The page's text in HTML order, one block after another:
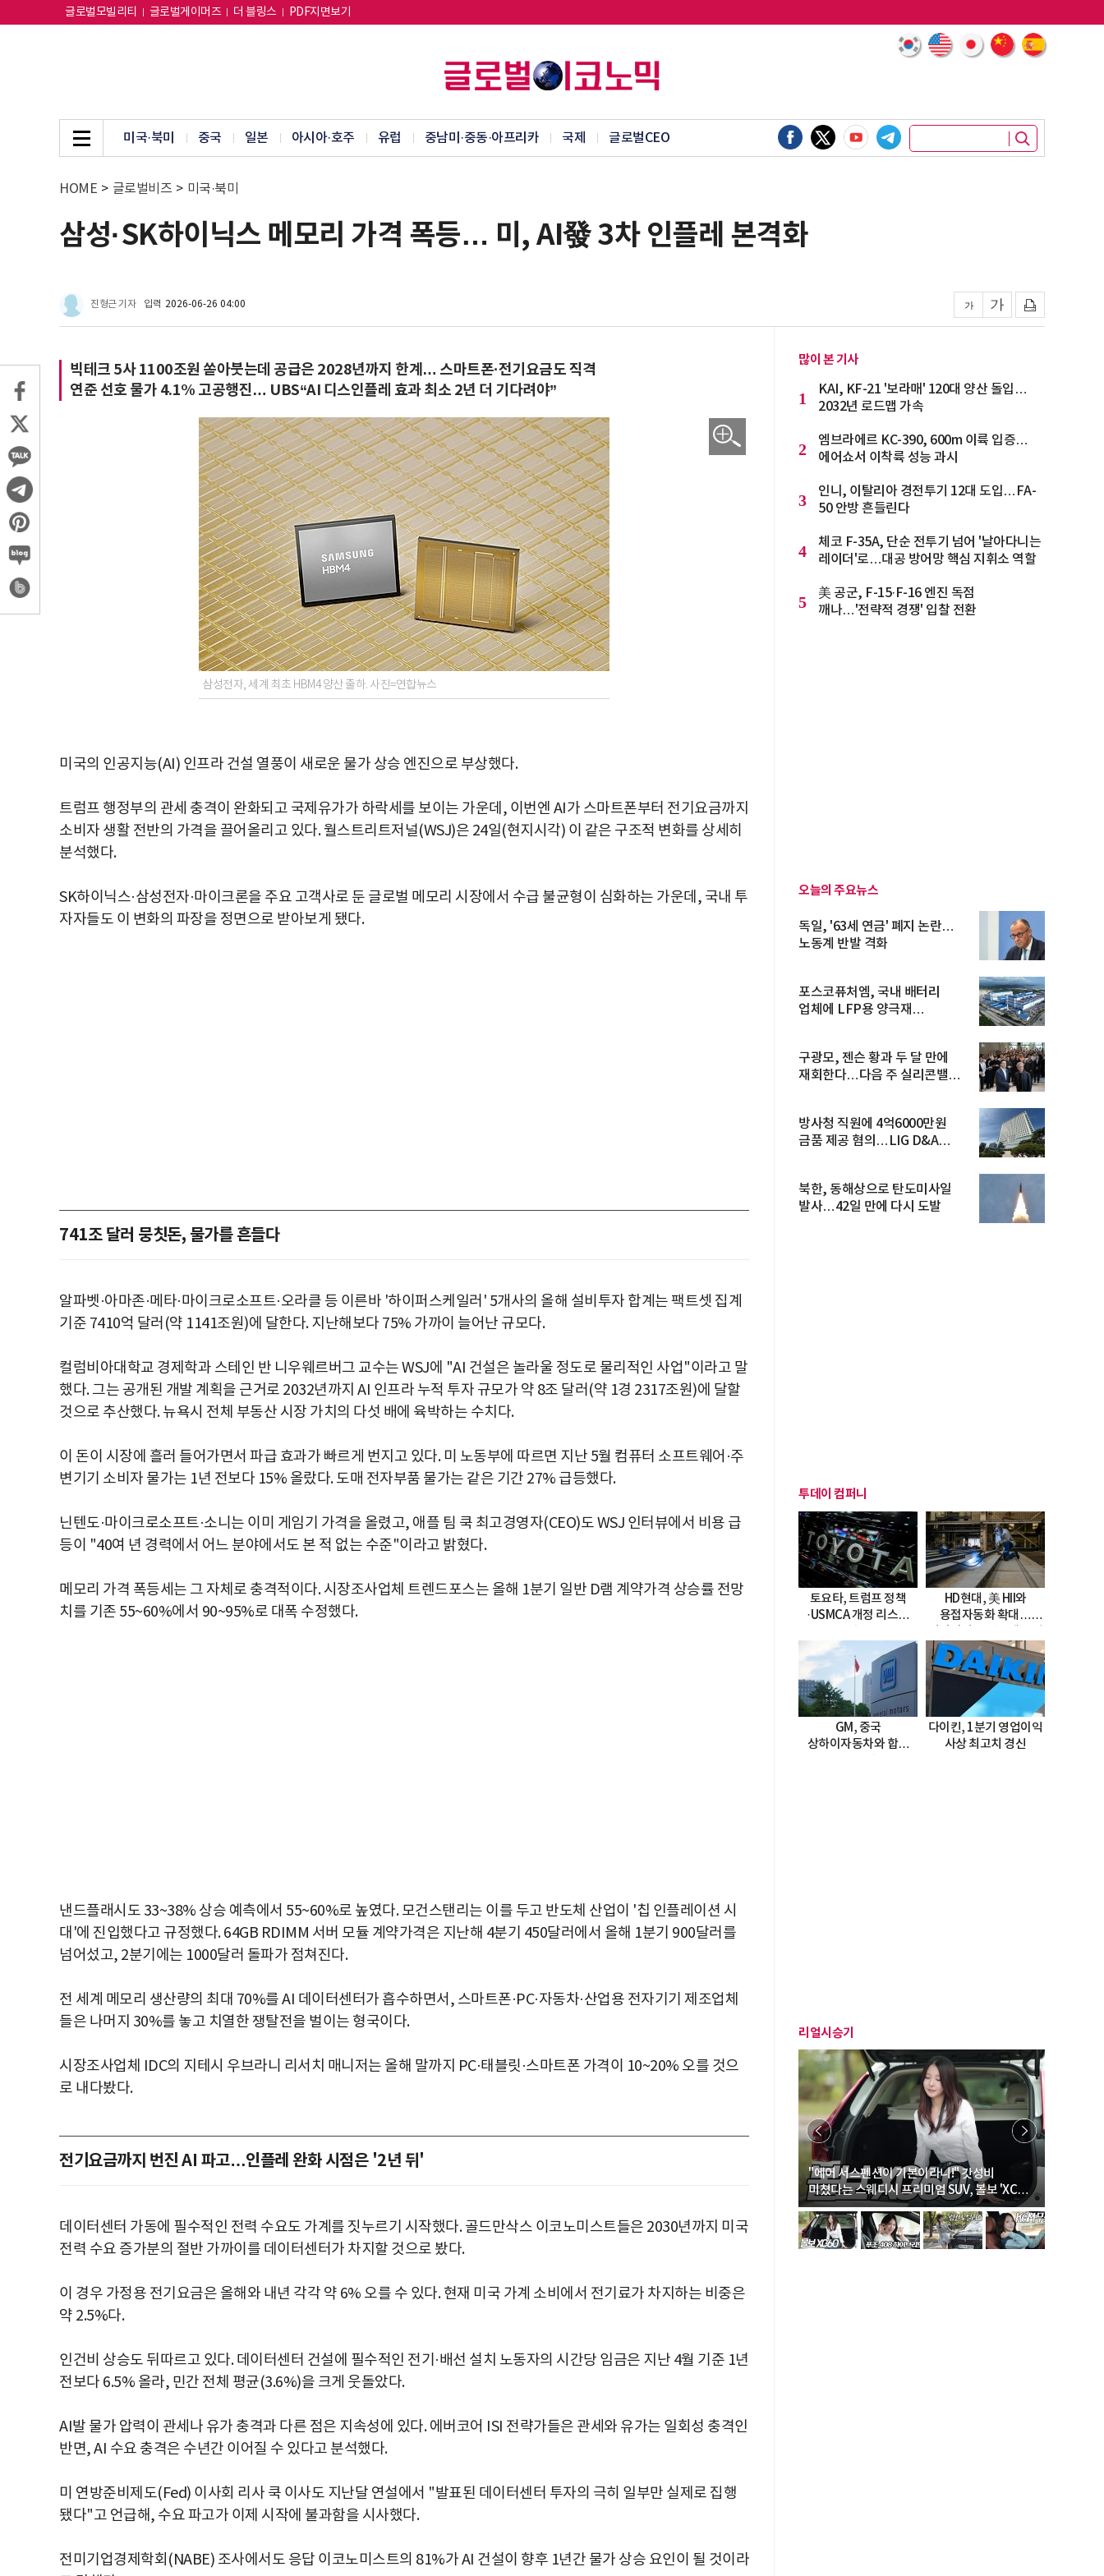
글로벌모빌리티 글로벌게이머즈 더 블링스 PDF지면보기
미국·북미 중국 일본 아시아·호주 유럽 중남미·중동·아프리카 국제 글로벌CEO
HOME > 글로벌비즈 > 미국·북미
삼성·SK하이닉스 메모리 가격 폭등… 미, AI發 3차 인플레 본격화
진형근 기자 입력 2026-06-26 04:00
빅테크 5사 1100조원 쏟아붓는데 공급은 2028년까지 한계… 스마트폰·전기요금도 직격
연준 선호 물가 4.1% 고공행진… UBS“AI 디스인플레 효과 최소 2년 더 기다려야”
삼성전자, 세계 최초 HBM4 양산 출하. 사진=연합뉴스
미국의 인공지능(AI) 인프라 건설 열풍이 새로운 물가 상승 엔진으로 부상했다.
트럼프 행정부의 관세 충격이 완화되고 국제유가가 하락세를 보이는 가운데, 이번엔 AI가 스마트폰부터 전기요금까지
소비자 생활 전반의 가격을 끌어올리고 있다. 월스트리트저널(WSJ)은 24일(현지시각) 이 같은 구조적 변화를 상세히
분석했다.
SK하이닉스·삼성전자·마이크론을 주요 고객사로 둔 글로벌 메모리 시장에서 수급 불균형이 심화하는 가운데, 국내 투
자자들도 이 변화의 파장을 정면으로 받아보게 됐다.
741조 달러 뭉칫돈, 물가를 흔들다
알파벳·아마존·메타·마이크로소프트·오라클 등 이른바 '하이퍼스케일러' 5개사의 올해 설비투자 합계는 팩트셋 집계
기준 7410억 달러(약 1141조원)에 달한다. 지난해보다 75% 가까이 늘어난 규모다.
컬럼비아대학교 경제학과 스테인 반 니우웨르버그 교수는 WSJ에 "AI 건설은 놀라울 정도로 물리적인 사업"이라고 말
했다. 그는 공개된 개발 계획을 근거로 2032년까지 AI 인프라 누적 투자 규모가 약 8조 달러(약 1경 2317조원)에 달할
것으로 추산했다. 뉴욕시 전체 부동산 시장 가치의 다섯 배에 육박하는 수치다.
이 돈이 시장에 흘러 들어가면서 파급 효과가 빠르게 번지고 있다. 미 노동부에 따르면 지난 5월 컴퓨터 소프트웨어·주
변기기 소비자 물가는 1년 전보다 15% 올랐다. 도매 전자부품 물가는 같은 기간 27% 급등했다.
닌텐도·마이크로소프트·소니는 이미 게임기 가격을 올렸고, 애플 팀 쿡 최고경영자(CEO)도 WSJ 인터뷰에서 비용 급
등이 "40여 년 경력에서 어느 분야에서도 본 적 없는 수준"이라고 밝혔다.
메모리 가격 폭등세는 그 자체로 충격적이다. 시장조사업체 트렌드포스는 올해 1분기 일반 D램 계약가격 상승률 전망
치를 기존 55~60%에서 90~95%로 대폭 수정했다.
낸드플래시도 33~38% 상승 예측에서 55~60%로 높였다. 모건스탠리는 이를 두고 반도체 산업이 '칩 인플레이션 시
대'에 진입했다고 규정했다. 64GB RDIMM 서버 모듈 계약가격은 지난해 4분기 450달러에서 올해 1분기 900달러를
넘어섰고, 2분기에는 1000달러 돌파가 점쳐진다.
전 세계 메모리 생산량의 최대 70%를 AI 데이터센터가 흡수하면서, 스마트폰·PC·자동차·산업용 전자기기 제조업체
들은 나머지 30%를 놓고 치열한 쟁탈전을 벌이는 형국이다.
시장조사업체 IDC의 지테시 우브라니 리서치 매니저는 올해 말까지 PC·태블릿·스마트폰 가격이 10~20% 오를 것으
로 내다봤다.
전기요금까지 번진 AI 파고…인플레 완화 시점은 '2년 뒤'
데이터센터 가동에 필수적인 전력 수요도 가계를 짓누르기 시작했다. 골드만삭스 이코노미스트들은 2030년까지 미국
전력 수요 증가분의 절반 가까이를 데이터센터가 차지할 것으로 봤다.
이 경우 가정용 전기요금은 올해와 내년 각각 약 6% 오를 수 있다. 현재 미국 가계 소비에서 전기료가 차지하는 비중은
약 2.5%다.
인건비 상승도 뒤따르고 있다. 데이터센터 건설에 필수적인 전기·배선 설치 노동자의 시간당 임금은 지난 4월 기준 1년
전보다 6.5% 올라, 민간 전체 평균(3.6%)을 크게 웃돌았다.
AI발 물가 압력이 관세나 유가 충격과 다른 점은 지속성에 있다. 에버코어 ISI 전략가들은 관세와 유가는 일회성 충격인
반면, AI 수요 충격은 수년간 이어질 수 있다고 분석했다.
미 연방준비제도(Fed) 이사회 리사 쿡 이사도 지난달 연설에서 "발표된 데이터센터 투자의 극히 일부만 실제로 집행
됐다"고 언급해, 수요 파고가 이제 시작에 불과함을 시사했다.
전미기업경제학회(NABE) 조사에서도 응답 이코노미스트의 81%가 AI 건설이 향후 1년간 물가 상승 요인이 될 것이라
많이 본 기사
1
KAI, KF-21 '보라매' 120대 양산 돌입…
2032년 로드맵 가속
2
엠브라에르 KC-390, 600m 이륙 입증…
에어쇼서 이착륙 성능 과시
3
인니, 이탈리아 경전투기 12대 도입…FA-
50 안방 흔들린다
4
체코 F-35A, 단순 전투기 넘어 '날아다니는
레이더'로…대공 방어망 핵심 지휘소 역할
5
美 공군, F-15·F-16 엔진 독점
깨나…'전략적 경쟁' 입찰 전환
오늘의 주요뉴스
독일, '63세 연금' 폐지 논란…
노동계 반발 격화
포스코퓨처엠, 국내 배터리
업체에 LFP용 양극재
구광모, 젠슨 황과 두 달 만에
재회한다…다음 주 실리콘밸리
방사청 직원에 4억6000만원
금품 제공 혐의…LIG D&A
북한, 동해상으로 탄도미사일
발사…42일 만에 다시 도발
투데이 컴퍼니
토요타, 트럼프 정책
·USMCA 개정 리스크
HD현대, 美 HII와
용접자동화 확대…
도입
GM, 중국
상하이자동차와 합작
다이킨, 1분기 영업이익
사상 최고치 경신
리얼시승기
"에어 서스펜션이 기본이라니!" 갓성비
미쳤다는 스웨디시 프리미엄 SUV, 볼보 'XC60
B5 울트라'